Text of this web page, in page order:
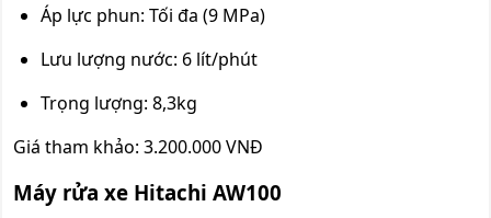
Áp lực phun: Tối đa (9 MPa)
Lưu lượng nước: 6 lít/phút
Trọng lượng: 8,3kg
Giá tham khảo: 3.200.000 VNĐ
Máy rửa xe Hitachi AW100